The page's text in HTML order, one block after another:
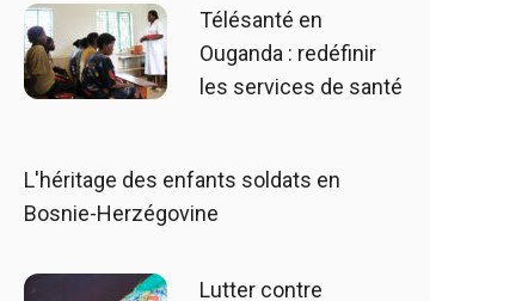
Télésanté en
Ouganda : redéfinir
les services de santé
L'héritage des enfants soldats en
Bosnie-Herzégovine
Lutter contre